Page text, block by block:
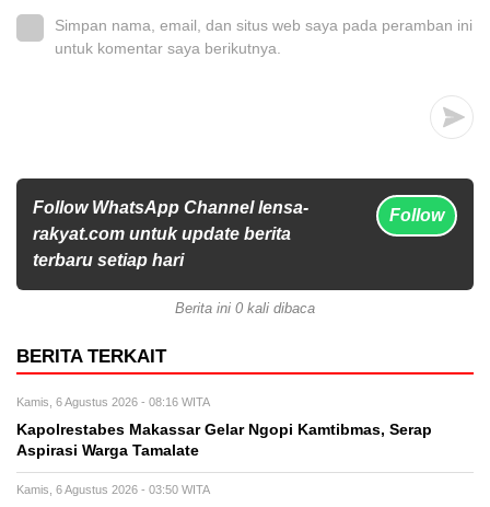
Simpan nama, email, dan situs web saya pada peramban ini
untuk komentar saya berikutnya.
Follow WhatsApp Channel lensa-
rakyat.com untuk update berita
terbaru setiap hari
Follow
Berita ini 0 kali dibaca
BERITA TERKAIT
Kamis, 6 Agustus 2026 - 08:16 WITA
Kapolrestabes Makassar Gelar Ngopi Kamtibmas, Serap
Aspirasi Warga Tamalate
Kamis, 6 Agustus 2026 - 03:50 WITA